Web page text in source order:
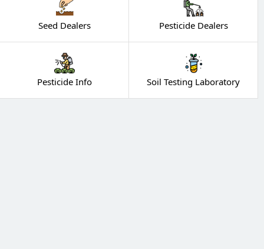
Seed Dealers Pesticide Dealers
Pesticide Info Soil Testing Laboratory